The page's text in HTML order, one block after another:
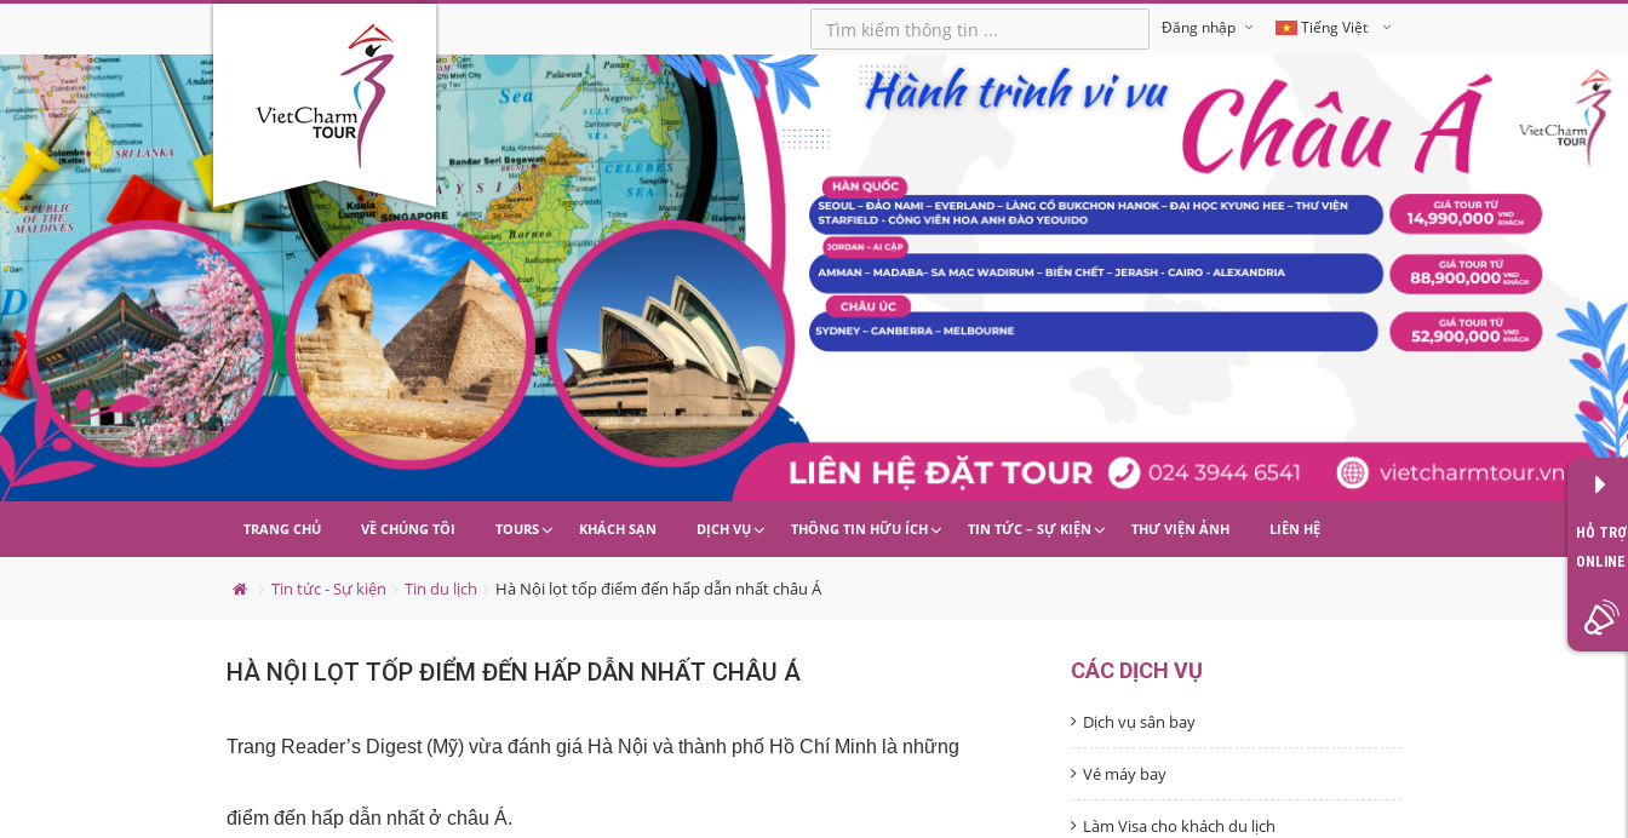
Đăng nhập Tiếng Việt
TRANG CHỦ VỀ CHÚNG TÔI TOURS KHÁCH SẠN DỊCH VỤ THÔNG TIN HỮU ÍCH TIN TỨC – SỰ KIỆN THƯ VIỆN ẢNH LIÊN HỆ
Tin tức - Sự kiện Tin du lịch Hà Nội lọt tốp điểm đến hấp dẫn nhất châu Á
HÀ NỘI LỌT TỐP ĐIỂM ĐẾN HẤP DẪN NHẤT CHÂU Á
Trang Reader’s Digest (Mỹ) vừa đánh giá Hà Nội và thành phố Hồ Chí Minh là những
điểm đến hấp dẫn nhất ở châu Á.
CÁC DỊCH VỤ
Dịch vụ sân bay
Vé máy bay
Làm Visa cho khách du lịch
HỖ TRỢ
ONLINE